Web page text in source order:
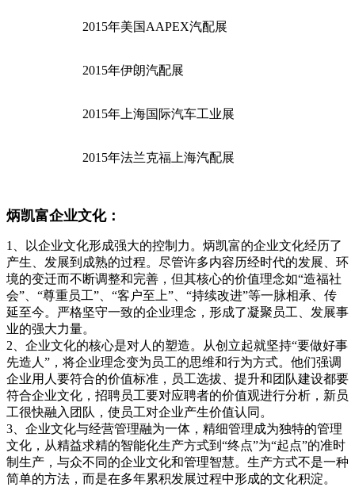
2015年美国AAPEX汽配展
2015年伊朗汽配展
2015年上海国际汽车工业展
2015年法兰克福上海汽配展
炳凯富企业文化：
1、以企业文化形成强大的控制力。炳凯富的企业文化经历了
产生、发展到成熟的过程。尽管许多内容历经时代的发展、环
境的变迁而不断调整和完善，但其核心的价值理念如“造福社
会”、“尊重员工”、“客户至上”、“持续改进”等一脉相承、传
延至今。严格坚守一致的企业理念，形成了凝聚员工、发展事
业的强大力量。
2、企业文化的核心是对人的塑造。从创立起就坚持“要做好事
先造人”，将企业理念变为员工的思维和行为方式。他们强调
企业用人要符合的价值标准，员工选拔、提升和团队建设都要
符合企业文化，招聘员工要对应聘者的价值观进行分析，新员
工很快融入团队，使员工对企业产生价值认同。
3、企业文化与经营管理融为一体，精细管理成为独特的管理
文化，从精益求精的智能化生产方式到“终点”为“起点”的准时
制生产，与众不同的企业文化和管理智慧。生产方式不是一种
简单的方法，而是在多年累积发展过程中形成的文化积淀。